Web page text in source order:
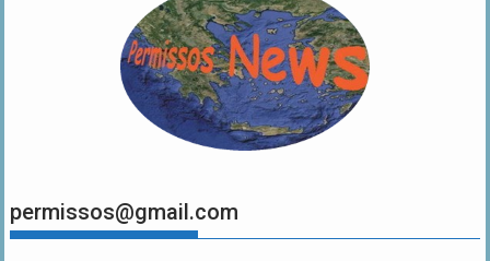
permissos@gmail.com